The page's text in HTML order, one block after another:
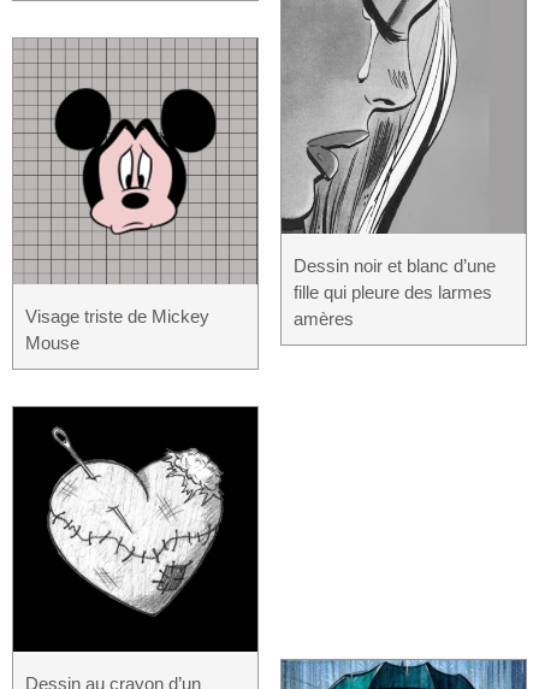
Visage triste de Mickey
Mouse
Dessin au crayon d’un
Dessin noir et blanc d’une
fille qui pleure des larmes
amères